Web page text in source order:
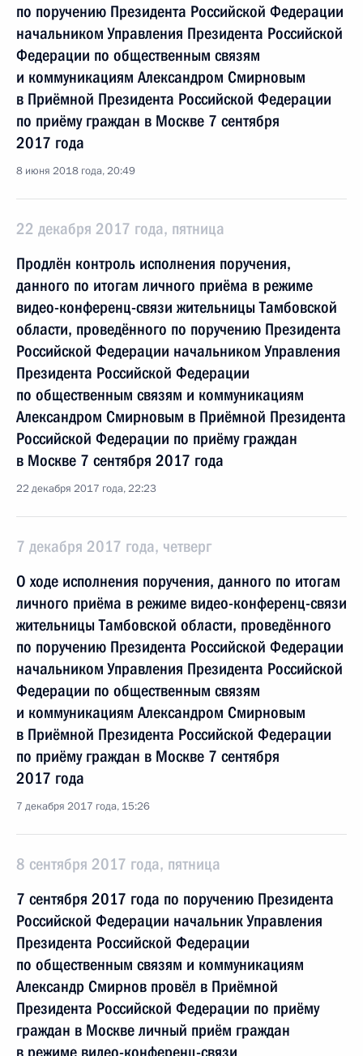
по поручению Президента Российской Федерации
начальником Управления Президента Российской
Федерации по общественным связям
и коммуникациям Александром Смирновым
в Приёмной Президента Российской Федерации
по приёму граждан в Москве 7 сентября
2017 года
8 июня 2018 года, 20:49
22 декабря 2017 года, пятница
Продлён контроль исполнения поручения,
данного по итогам личного приёма в режиме
видео-конференц-связи жительницы Тамбовской
области, проведённого по поручению Президента
Российской Федерации начальником Управления
Президента Российской Федерации
по общественным связям и коммуникациям
Александром Смирновым в Приёмной Президента
Российской Федерации по приёму граждан
в Москве 7 сентября 2017 года
22 декабря 2017 года, 22:23
7 декабря 2017 года, четверг
О ходе исполнения поручения, данного по итогам
личного приёма в режиме видео-конференц-связи
жительницы Тамбовской области, проведённого
по поручению Президента Российской Федерации
начальником Управления Президента Российской
Федерации по общественным связям
и коммуникациям Александром Смирновым
в Приёмной Президента Российской Федерации
по приёму граждан в Москве 7 сентября
2017 года
7 декабря 2017 года, 15:26
8 сентября 2017 года, пятница
7 сентября 2017 года по поручению Президента
Российской Федерации начальник Управления
Президента Российской Федерации
по общественным связям и коммуникациям
Александр Смирнов провёл в Приёмной
Президента Российской Федерации по приёму
граждан в Москве личный приём граждан
в режиме видео-конференц-связи